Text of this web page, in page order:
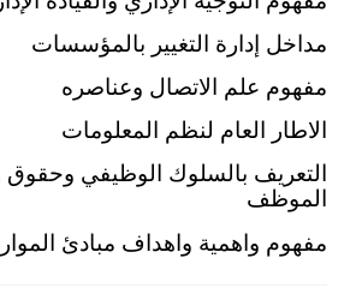
مداخل إدارة التغيير بالمؤسسات
مفهوم علم الاتصال وعناصره
الاطار العام لنظم المعلومات
التعريف بالسلوك الوظيفي وحقوق
الموظف
مفهوم واهمية واهداف مبادئ